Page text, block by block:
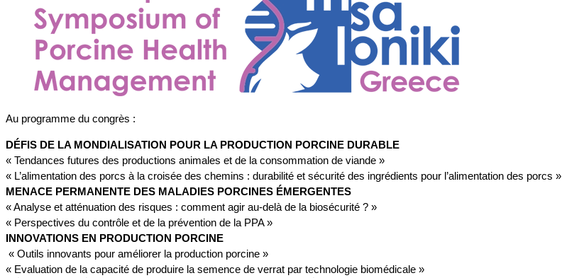
Au programme du congrès :
DÉFIS DE LA MONDIALISATION POUR LA PRODUCTION PORCINE DURABLE
« ​​Tendances futures des productions animales et de la consommation de viande »
« L’alimentation des porcs à la croisée des chemins : durabilité et sécurité des ingrédients pour l’alimentation des porcs »
MENACE PERMANENTE DES MALADIES PORCINES ÉMERGENTES
« ​​Analyse et atténuation des risques : comment agir au-delà de la biosécurité ? »
« Perspectives du contrôle et de la prévention de la PPA »
INNOVATIONS EN PRODUCTION PORCINE
« Outils innovants pour améliorer la production porcine »
« Evaluation de la capacité de produire la semence de verrat par technologie biomédicale »